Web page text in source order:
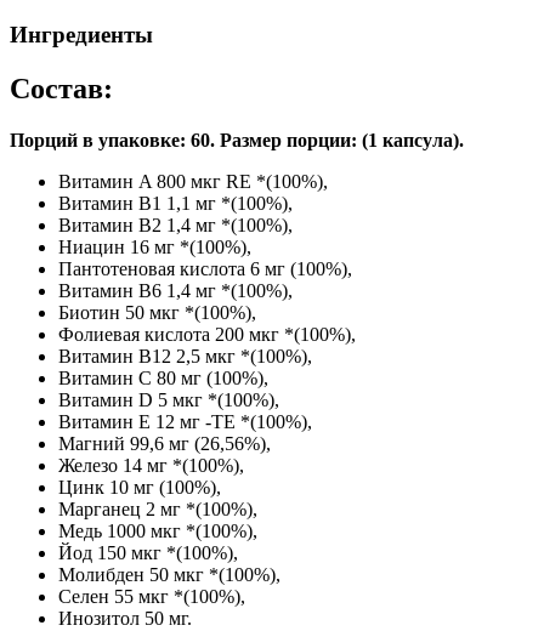
Ингредиенты
Состав:
Порций в упаковке: 60. Размер порции: (1 капсула).
Витамин A 800 мкг RE *(100%),
Витамин B1 1,1 мг *(100%),
Витамин B2 1,4 мг *(100%),
Ниацин 16 мг *(100%),
Пантотеновая кислота 6 мг (100%),
Витамин B6 1,4 мг *(100%),
Биотин 50 мкг *(100%),
Фолиевая кислота 200 мкг *(100%),
Витамин B12 2,5 мкг *(100%),
Витамин C 80 мг (100%),
Витамин D 5 мкг *(100%),
Витамин E 12 мг -TE *(100%),
Магний 99,6 мг (26,56%),
Железо 14 мг *(100%),
Цинк 10 мг (100%),
Марганец 2 мг *(100%),
Медь 1000 мкг *(100%),
Йод 150 мкг *(100%),
Молибден 50 мкг *(100%),
Селен 55 мкг *(100%),
Инозитол 50 мг.